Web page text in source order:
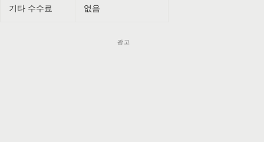
기타 수수료 없음
광고